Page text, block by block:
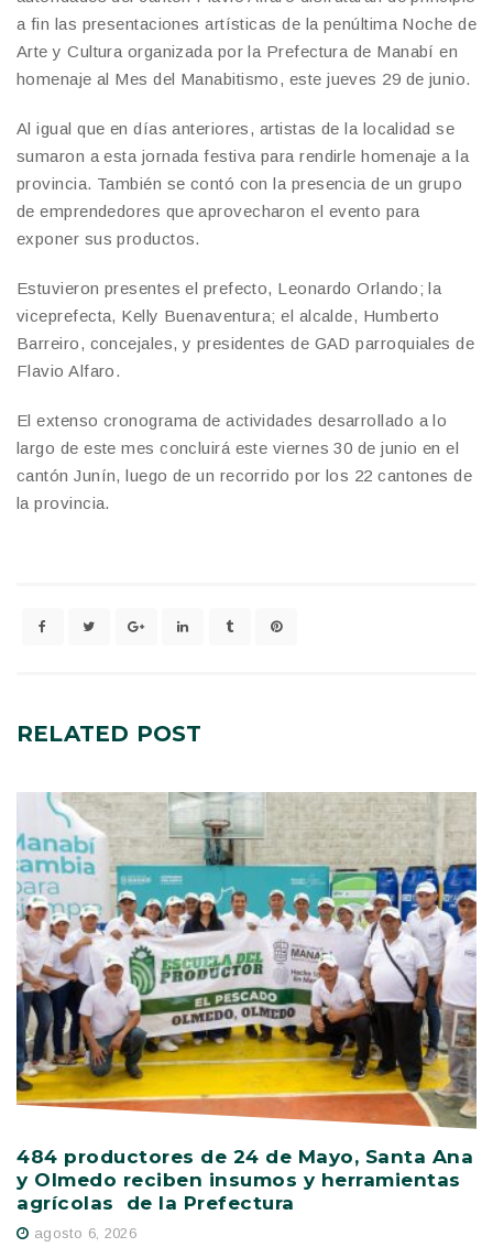
a fin las presentaciones artísticas de la penúltima Noche de
Arte y Cultura organizada por la Prefectura de Manabí en
homenaje al Mes del Manabitismo, este jueves 29 de junio.
Al igual que en días anteriores, artistas de la localidad se
sumaron a esta jornada festiva para rendirle homenaje a la
provincia. También se contó con la presencia de un grupo
de emprendedores que aprovecharon el evento para
exponer sus productos.
Estuvieron presentes el prefecto, Leonardo Orlando; la
viceprefecta, Kelly Buenaventura; el alcalde, Humberto
Barreiro, concejales, y presidentes de GAD parroquiales de
Flavio Alfaro.
El extenso cronograma de actividades desarrollado a lo
largo de este mes concluirá este viernes 30 de junio en el
cantón Junín, luego de un recorrido por los 22 cantones de
la provincia.
RELATED POST
484 productores de 24 de Mayo, Santa Ana
y Olmedo reciben insumos y herramientas
agrícolas de la Prefectura
agosto 6, 2026